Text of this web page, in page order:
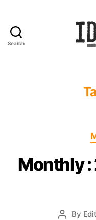
Search
Monthly :
Post
By